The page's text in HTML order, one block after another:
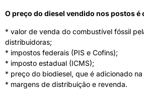
O preço do diesel vendido nos postos é
* valor de venda do combustível fóssil
distribuidoras;
* impostos federais (PIS e Cofins);
* imposto estadual (ICMS);
* preço do biodiesel, que é adicionado
* margens de distribuição e revenda.